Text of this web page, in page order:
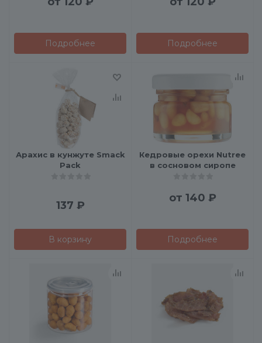
Подробнее Подробнее
Арахис в кунжуте Smack
Pack
137 ₽
В корзину
Кедровые орехи Nutree
в сосновом сиропе
от 140 ₽
Подробнее